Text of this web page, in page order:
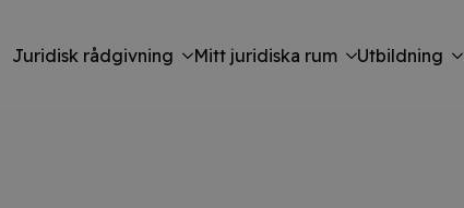
Juridisk rådgivning Mitt juridiska rum Utbildning